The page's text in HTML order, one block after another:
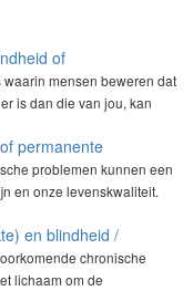
of
mensen beweren dat
is dan die van jou, kan
permanente
problemen kunnen een
en onze levenskwaliteit.
en blindheid /
chronische
lichaam om de